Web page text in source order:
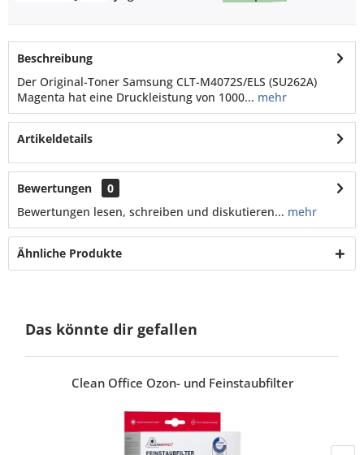
Beschreibung
Der Original-Toner Samsung CLT-M4072S/ELS (SU262A)
Magenta hat eine Druckleistung von 1000... mehr
Artikeldetails
Bewertungen
0
Bewertungen lesen, schreiben und diskutieren... mehr
Ähnliche Produkte
Das könnte dir gefallen
Clean Office Ozon- und Feinstaubfilter